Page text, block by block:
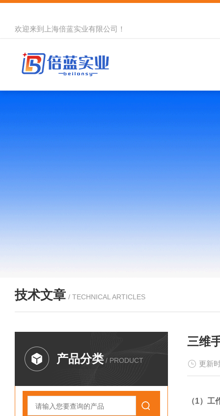
欢迎来到 上海倍蓝实业有限公司 ！
技术文章 / TECHNICAL ARTICLES
产品分类 / PRODUCT
三维
更新
（1）工